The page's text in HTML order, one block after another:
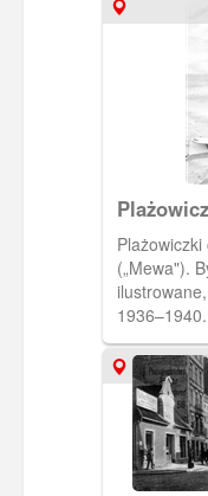
lekturze
(„Mewa").
„Die